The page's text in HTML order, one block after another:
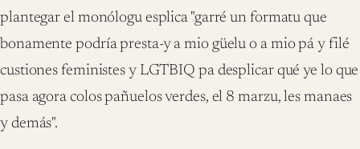
plantegar el monólogu esplica "garré un formatu que
bonamente podría presta-y a mio güelu o a mio pá y filé
custiones feministes y LGTBIQ pa desplicar qué ye lo que
pasa agora colos pañuelos verdes, el 8 marzu, les manaes
y demás".